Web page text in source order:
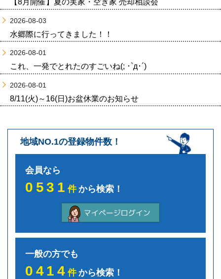
【8月開催】夏の実家・空き家 売却相談会
2026-08-03
水郷際に行ってきました！！
2026-08-01
これ、一発でとれたのすごいね(; ･`д･´)
2026-08-01
8/11(火)～16(日)お盆休業のお知らせ
地域NO.1の登録物件数！
会員なら
0531件から検索！
一般の方でも
0414件から検索！